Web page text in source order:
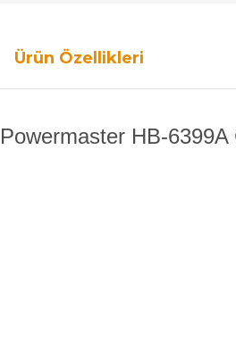
Ürün Özellikleri
Powermaster HB-